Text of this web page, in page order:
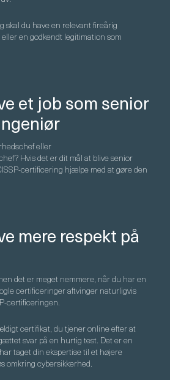
skal du have en relevant fireårig
en godkendt legitimation som
et job som senior
eller
Hvis det er dit mål at blive senior
certificering hjælpe med at gøre den
mere respekt på
det er meget nemmere, når du har en
certificeringer aftvinger naturligvis
certificeringen.
certifikat, du tjener online efter at
svar på en hurtig test. Det er en
taget din ekspertise til et højere
omkring cybersikkerhed.